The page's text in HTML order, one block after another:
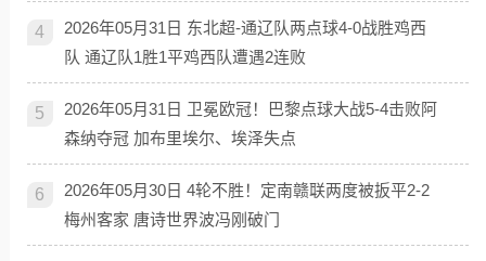
4
2026年05月31日 东北超-通辽队两点球4-0战胜鸡西
队 通辽队1胜1平鸡西队遭遇2连败
5
2026年05月31日 卫冕欧冠！巴黎点球大战5-4击败阿
森纳夺冠 加布里埃尔、埃泽失点
6
2026年05月30日 4轮不胜！定南赣联两度被扳平2-2
梅州客家 唐诗世界波冯刚破门